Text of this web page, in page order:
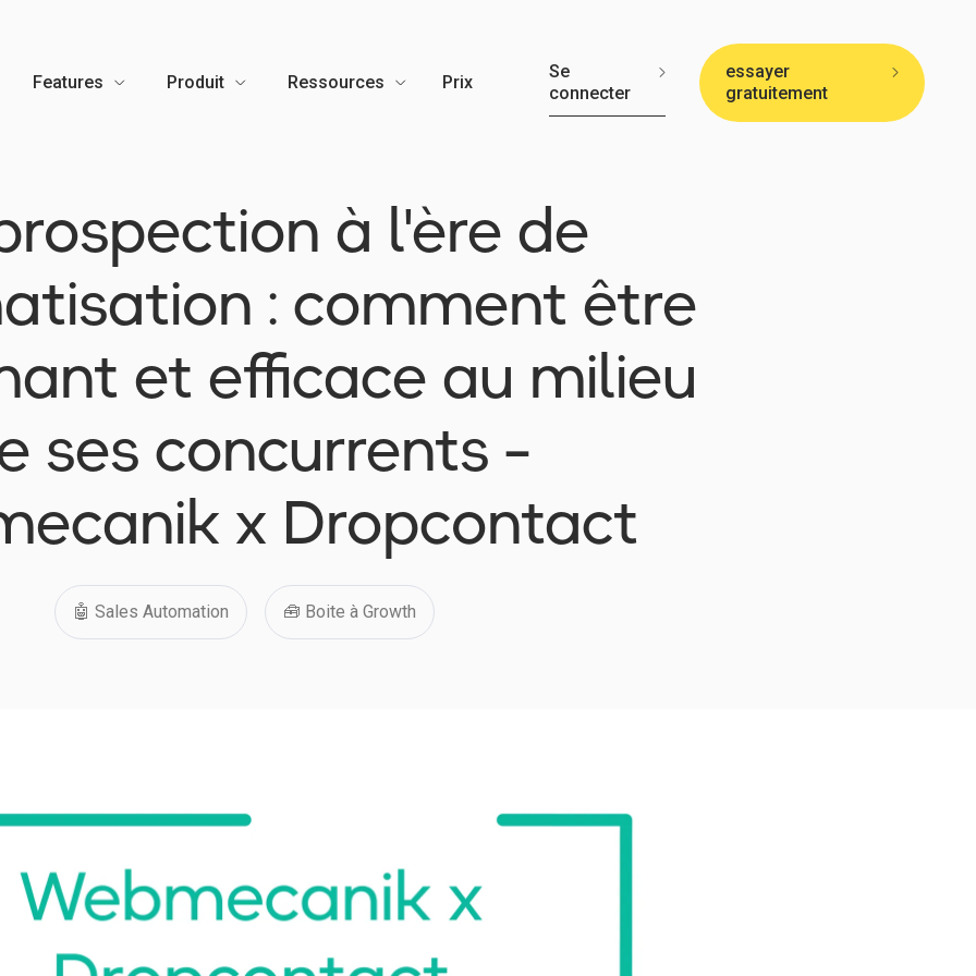
Features Produit Ressources Prix
Se
connecter
essayer
gratuitement
à l'ère de
: comment être
et efficace au milieu
ses concurrents -
x Dropcontact
🤖 Sales Automation 🧰 Boite à Growth